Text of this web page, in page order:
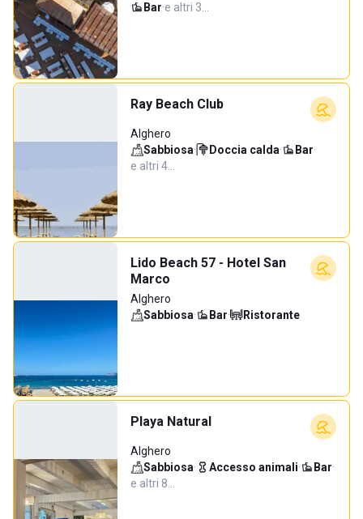
Bar·e altri 3…
Ray Beach Club
Alghero
Sabbiosa· Doccia calda· Bar·
e altri 4…
Lido Beach 57 - Hotel San
Marco
Alghero
Sabbiosa· Bar· Ristorante
Playa Natural
Alghero
Sabbiosa· Accesso animali· Bar·
e altri 8…